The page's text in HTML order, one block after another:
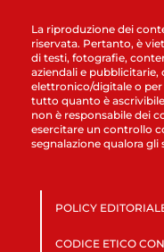
La riproduzione dei
riservata. Pertanto, è
di testi, fotografie,
aziendali e pubblicitarie,
elettronico/digitale o
tutto quanto è
non è responsabile dei
esercitare un controllo
segnalazione qualora gli
POLICY
CODICE ETICO